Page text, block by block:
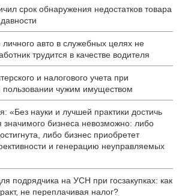
срок обнаружения недостатков товара
личного авто в служебных целях не
трудится в качестве водителя
и налогового учета при
пользовании чужим имуществом
«Без науки и лучшей практики достичь
значимого бизнеса невозможно: либо
либо бизнес приобретет
и генерацию неуправляемых
подрядчика на УСН при госзакупках: как
не переплачивая налог?